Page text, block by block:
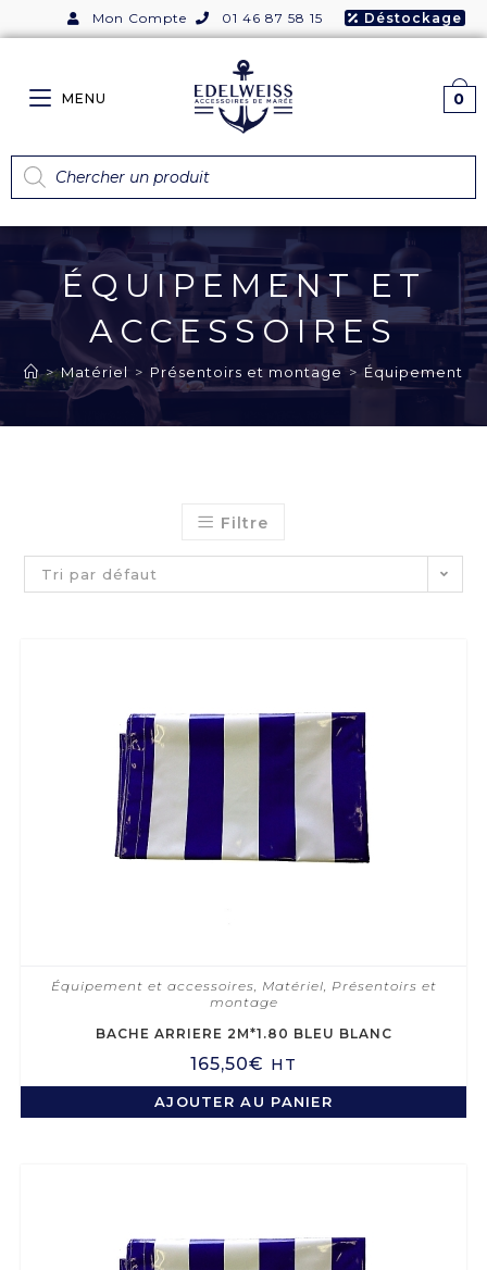
Mon Compte 01 46 87 58 15 Déstockage
MENU 0
ÉQUIPEMENT ET
ACCESSOIRES
> Matériel > Présentoirs et montage > Équipement
Filtre
Tri par défaut
Équipement et accessoires, Matériel, Présentoirs et
montage
BACHE ARRIERE 2M*1.80 BLEU BLANC
165,50€ HT
AJOUTER AU PANIER